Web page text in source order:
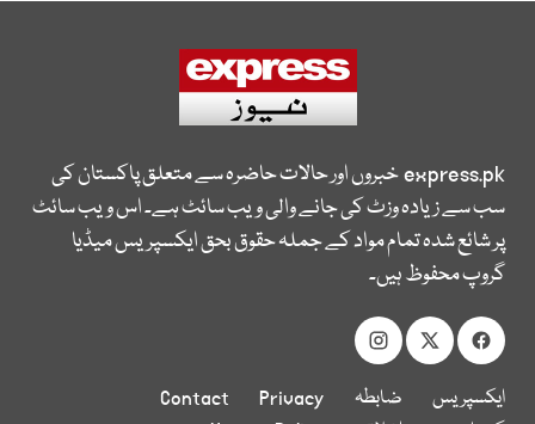
express.pkخبروں اور حالات حاضرہ سے متعلق پاکستان کی
سب سے زیادہ وزٹ کی جانے والی ویب سائٹ ہے۔ اس ویب سائٹ
پر شائع شدہ تمام مواد کے جملہ حقوق بحق ایکسپریس میڈیا
گروپ محفوظ ہیں۔
ایکسپریس
ضابطہ
Privacy
Contact